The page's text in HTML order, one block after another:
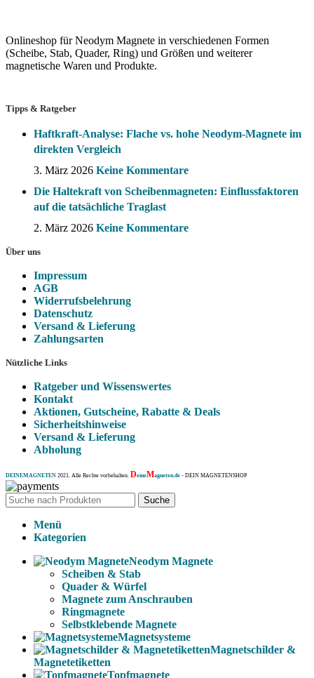
Onlineshop für Neodym Magnete in verschiedenen Formen
(Scheibe, Stab, Quader, Ring) und Größen und weiterer
magnetische Waren und Produkte.
Tipps & Ratgeber
Haftkraft-Analyse: Flache vs. hohe Neodym-Magnete im
direkten Vergleich
3. März 2026 Keine Kommentare
Die Haltekraft von Scheibenmagneten: Einflussfaktoren
auf die tatsächliche Traglast
2. März 2026 Keine Kommentare
Über uns
Impressum
AGB
Widerrufsbelehrung
Datenschutz
Versand & Lieferung
Zahlungsarten
Nützliche Links
Ratgeber und Wissenswertes
Kontakt
Aktionen, Gutscheine, Rabatte & Deals
Sicherheitshinweise
Versand & Lieferung
Abholung
DEINEMAGNETEN 2021. Alle Rechte vorbehalten. DeineMagneten.de - DEIN MAGNETENSHOP
Suche
Menü
Kategorien
Neodym Magnete
Scheiben & Stab
Quader & Würfel
Magnete zum Anschrauben
Ringmagnete
Selbstklebende Magnete
Magnetsysteme
Magnetschilder &
Magnetetiketten
Topfmagnete